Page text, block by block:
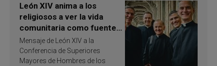
León XIV anima a los
religiosos a ver la vida
comunitaria como fuente
de inspiración y
santificación
Mensaje de León XIV a la
Conferencia de Superiores
Mayores de Hombres de los